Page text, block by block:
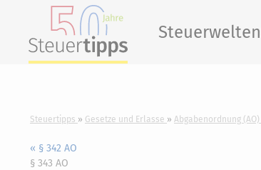
Steuerwelten
Steuertipps Gesetze und Erlasse Abgabenordnung (AO)
« § 342 AO
§ 343 AO